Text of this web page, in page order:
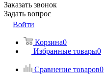
Заказать звонок
Задать вопрос
Войти
Корзина0
Избранные товары0
Сравнение товаров0